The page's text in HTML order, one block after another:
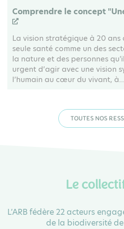
Comprendre le concept
La vision stratégique à 20 ans
seule santé comme un des
la nature et des personnes
urgent d’agir avec une vision
l’humain au cœur du vivant, à...
TOUTES NOS
Le
L’ARB fédère 22 acteurs
de la biodiversité